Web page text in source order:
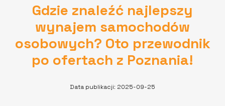
Gdzie znaleźć najlepszy
wynajem samochodów
osobowych? Oto przewodnik
po ofertach z Poznania!
Data publikacji: 2025-09-25